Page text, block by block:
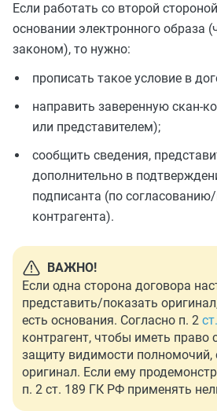
Если работать со второй
основании электронного образа
законом), то нужно:
прописать такое условие в
направить заверенную скан-
или представителем);
сообщить сведения,
дополнительно в
подписанта (по
контрагента).
ВАЖНО!
Если одна сторона договора
представить/показать
есть основания. Согласно п. 2
контрагент, чтобы иметь право
защиту видимости полномочий,
оригинал. Если ему
п. 2 ст. 189 ГК РФ применять